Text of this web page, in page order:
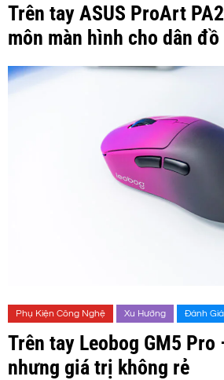
Trên tay ASUS ProArt
môn màn hình cho dân đồ
Phụ Kiện Công Nghệ Xu Hướng Đánh Giá
Trên tay Leobog GM5 Pro
nhưng giá trị không rẻ